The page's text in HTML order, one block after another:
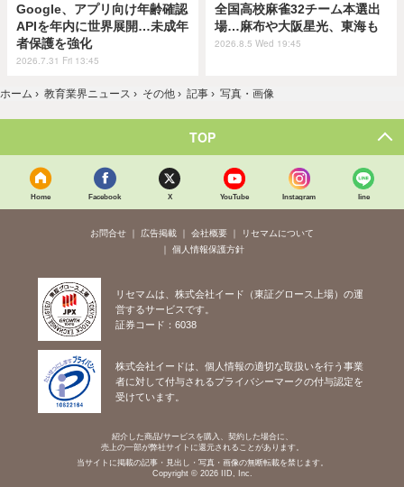
Google、アプリ向け年齢確認
APIを年内に世界展開…未成年
者保護を強化
2026.7.31 Fri 13:45
全国高校麻雀32チーム本選出
場…麻布や大阪星光、東海も
2026.8.5 Wed 19:45
ホーム › 教育業界ニュース › その他 › 記事 › 写真・画像
TOP
Home Facebook X YouTube Instagram line
お問合せ 広告掲載 会社概要
リセマムについて
個人情報保護方針
リセマムは、株式会社イード（東証グロース上場）の運
営するサービスです。
証券コード：6038
株式会社イードは、個人情報の適切な取扱いを行う事業
者に対して付与されるプライバシーマークの付与認定を
受けています。
紹介した商品/サービスを購入、契約した場合に、
売上の一部が弊社サイトに還元されることがあります。
当サイトに掲載の記事・見出し・写真・画像の無断転載を禁じます。
Copyright © 2026 IID, Inc.